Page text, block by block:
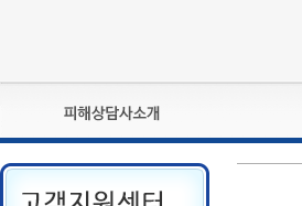
피해상담사란?
자격관리규정